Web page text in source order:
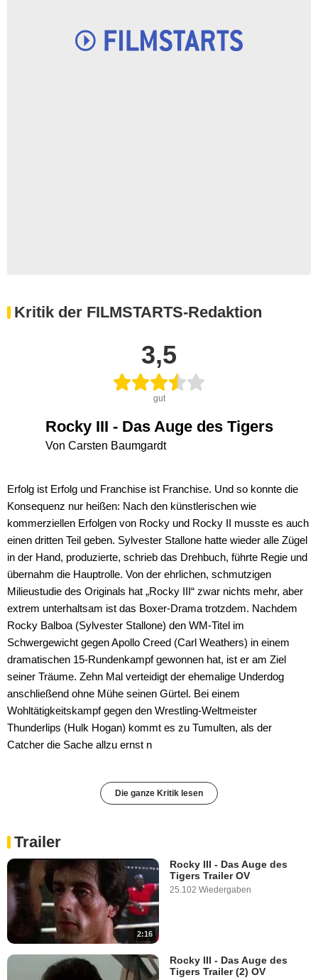
Kritik der FILMSTARTS-Redaktion
3,5
gut
Rocky III - Das Auge des Tigers
Von Carsten Baumgardt
Erfolg ist Erfolg und Franchise ist Franchise. Und so konnte die
Konsequenz nur heißen: Nach den künstlerischen wie
kommerziellen Erfolgen von Rocky und Rocky II musste es auch
einen dritten Teil geben. Sylvester Stallone hatte wieder alle Zügel
in der Hand, produzierte, schrieb das Drehbuch, führte Regie und
übernahm die Hauptrolle. Von der ehrlichen, schmutzigen
Milieustudie des Originals hat „Rocky III“ zwar nichts mehr, aber
extrem unterhaltsam ist das Boxer-Drama trotzdem. Nachdem
Rocky Balboa (Sylvester Stallone) den WM-Titel im
Schwergewicht gegen Apollo Creed (Carl Weathers) in einem
dramatischen 15-Rundenkampf gewonnen hat, ist er am Ziel
seiner Träume. Zehn Mal verteidigt der ehemalige Underdog
anschließend ohne Mühe seinen Gürtel. Bei einem
Wohltätigkeitskampf gegen den Wrestling-Weltmeister
Thunderlips (Hulk Hogan) kommt es zu Tumulten, als der
Catcher die Sache allzu ernst n
Die ganze Kritik lesen
Trailer
2:16
Rocky III - Das Auge des
Tigers Trailer OV
25.102 Wiedergaben
Rocky III - Das Auge des
Tigers Trailer (2) OV